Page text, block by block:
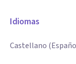
Idiomas
Castellano